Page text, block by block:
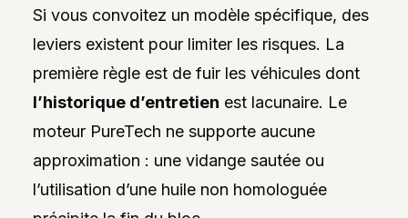
Si vous convoitez un modèle spécifique, des
leviers existent pour limiter les risques. La
première règle est de fuir les véhicules dont
l’historique d’entretien est lacunaire. Le
moteur PureTech ne supporte aucune
approximation : une vidange sautée ou
l’utilisation d’une huile non homologuée